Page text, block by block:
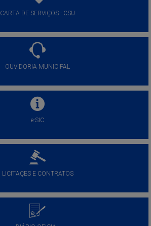
CARTA DE SERVIÇOS - CSU
OUVIDORIA MUNICIPAL
e-SIC
LICITAÇES E CONTRATOS